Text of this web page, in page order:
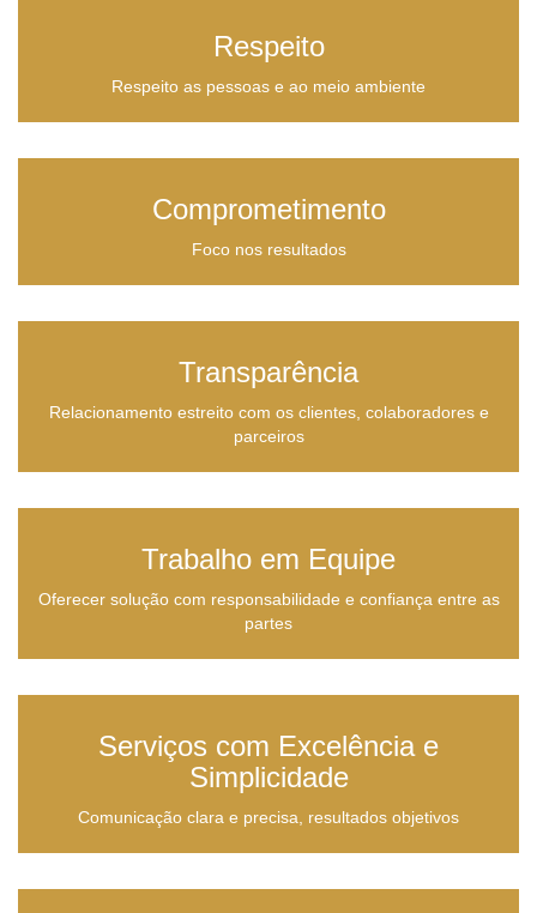
Respeito
Respeito as pessoas e ao meio ambiente
Comprometimento
Foco nos resultados
Transparência
Relacionamento estreito com os clientes, colaboradores e
parceiros
Trabalho em Equipe
Oferecer solução com responsabilidade e confiança entre as
partes
Serviços com Excelência e
Simplicidade
Comunicação clara e precisa, resultados objetivos